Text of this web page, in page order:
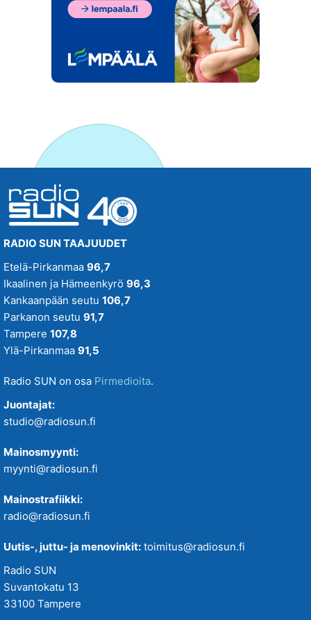
RADIO SUN TAAJUUDET
Etelä-Pirkanmaa 96,7
Ikaalinen ja Hämeenkyrö 96,3
Kankaanpään seutu 106,7
Parkanon seutu 91,7
Tampere 107,8
Ylä-Pirkanmaa 91,5
Radio SUN on osa Pirmedioita.
Juontajat:
studio@radiosun.fi
Mainosmyynti:
myynti@radiosun.fi
Mainostrafiikki:
radio@radiosun.fi
Uutis-, juttu- ja menovinkit: toimitus@radiosun.fi
Radio SUN
Suvantokatu 13
33100 Tampere